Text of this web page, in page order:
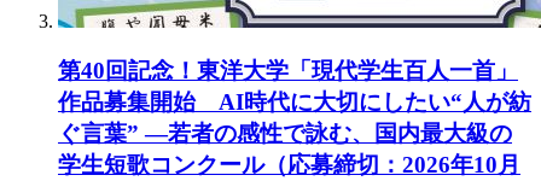
第40回記念！東洋大学「現代学生百人一首」
作品募集開始 AI時代に大切にしたい“人が紡
ぐ言葉” ―若者の感性で詠む、国内最大級の
学生短歌コンクール（応募締切：2026年10月